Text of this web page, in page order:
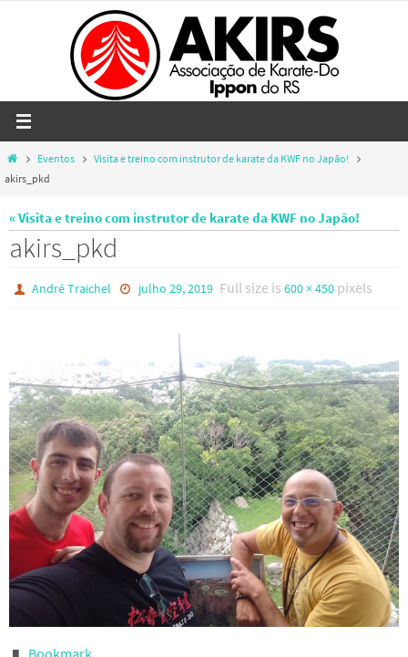
HomeEventos
Visita e treino com instrutor de karate da KWF no Japão!
akirs_pkd
« Visita e treino com instrutor de karate da KWF no Japão!
akirs_pkd
André Traichel julho 29, 2019 Full size is 600 × 450pixels